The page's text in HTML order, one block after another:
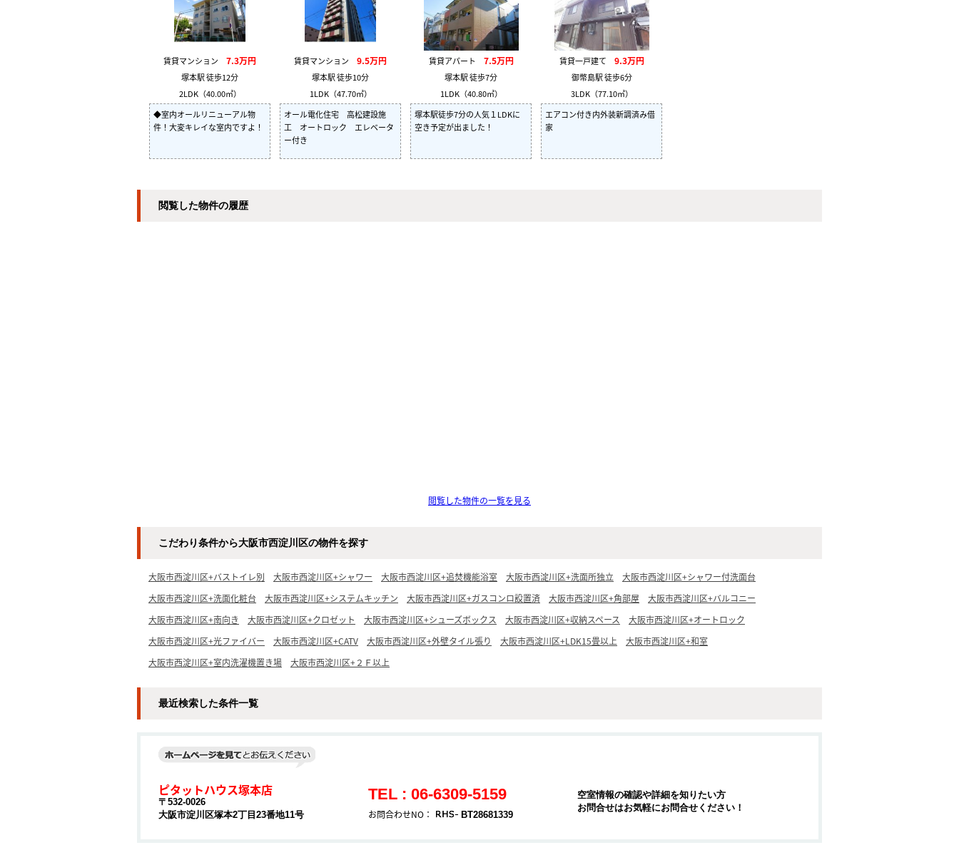
賃貸マンション 7.3万円
塚本駅 徒歩12分
2LDK（40.00㎡）
◆室内オールリニューアル物
件！大変キレイな室内ですよ！
賃貸マンション 9.5万円
塚本駅 徒歩10分
1LDK（47.70㎡）
オール電化住宅 高松建設施
工 オートロック エレベータ
ー付き
賃貸アパート 7.5万円
塚本駅 徒歩7分
1LDK（40.80㎡）
塚本駅徒歩7分の人気１LDKに
空き予定が出ました！
賃貸一戸建て 9.3万円
御幣島駅 徒歩6分
3LDK（77.10㎡）
エアコン付き内外装新調済み借
家
閲覧した物件の履歴
閲覧した物件の一覧を見る
こだわり条件から大阪市西淀川区の物件を探す
大阪市西淀川区+バストイレ別 大阪市西淀川区+シャワー 大阪市西淀川区+追焚機能浴室 大阪市西淀川区+洗面所独立
大阪市西淀川区+シャワー付洗面台
大阪市西淀川区+洗面化粧台
大阪市西淀川区+システムキッチン 大阪市西淀川区+ガスコンロ設置済 大阪市西淀川区+角部屋
大阪市西淀川区+バルコニー
大阪市西淀川区+南向き
大阪市西淀川区+クロゼット 大阪市西淀川区+シューズボックス 大阪市西淀川区+収納スペース
大阪市西淀川区+オートロック
大阪市西淀川区+光ファイバー
大阪市西淀川区+CATV 大阪市西淀川区+外壁タイル張り 大阪市西淀川区+LDK15畳以上
大阪市西淀川区+和室
大阪市西淀川区+室内洗濯機置き場
大阪市西淀川区+２Ｆ以上
最近検索した条件一覧
ピタットハウス塚本店
〒532-0026
大阪市淀川区塚本2丁目23番地11号
TEL : 06-6309-5159
お問合わせNO： BT28681339
空室情報の確認や詳細を知りたい方
お問合せはお気軽にお問合せください！